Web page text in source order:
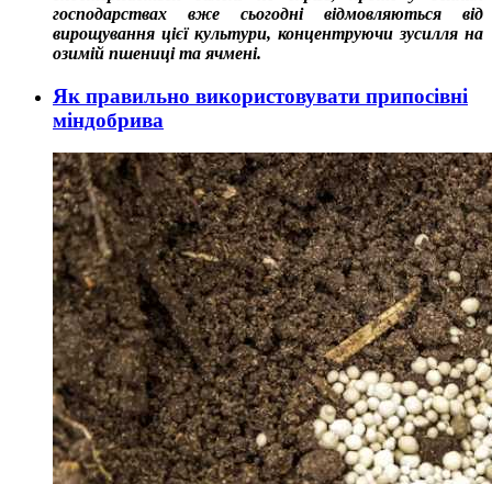
господарствах вже сьогодні відмовляються від
вирощування цієї культури, концентруючи зусилля на
озимій пшениці та ячмені.
Як правильно використовувати припосівні
міндобрива